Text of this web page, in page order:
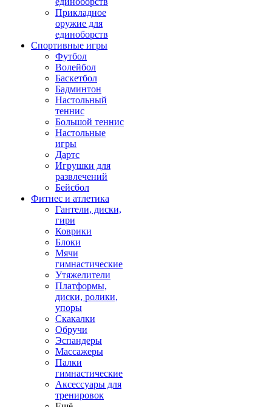
Прикладное
оружие для
единоборств
Спортивные игры
Футбол
Волейбол
Баскетбол
Бадминтон
Настольный
теннис
Большой теннис
Настольные
игры
Дартс
Игрушки для
развлечений
Бейсбол
Фитнес и атлетика
Гантели, диски,
гири
Коврики
Блоки
Мячи
гимнастические
Утяжелители
Платформы,
диски, ролики,
упоры
Скакалки
Обручи
Эспандеры
Массажеры
Палки
гимнастические
Аксессуары для
тренировок